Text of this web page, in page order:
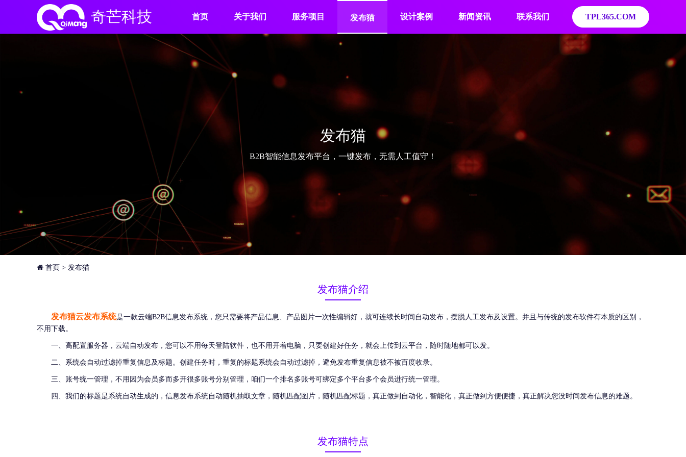
奇芒科技 首页 关于我们 服务项目 发布猫 设计案例 新闻资讯 联系我们 TPL365.COM
发布猫
B2B智能信息发布平台，一键发布，无需人工值守！
首页 > 发布猫
发布猫介绍
发布猫云发布系统是一款云端B2B信息发布系统，您只需要将产品信息、产品图片一次性编辑好，就可连续长时间自动发布，摆脱人工发布及设置。并且与传统的发布软件有本质的区别，
不用下载。
一、高配置服务器，云端自动发布，您可以不用每天登陆软件，也不用开着电脑，只要创建好任务，就会上传到云平台，随时随地都可以发。
二、系统会自动过滤掉重复信息及标题。创建任务时，重复的标题系统会自动过滤掉，避免发布重复信息被不被百度收录。
三、账号统一管理，不用因为会员多而多开很多账号分别管理，咱们一个排名多账号可绑定多个平台多个会员进行统一管理。
四、我们的标题是系统自动生成的，信息发布系统自动随机抽取文章，随机匹配图片，随机匹配标题，真正做到自动化，智能化，真正做到方便便捷，真正解决您没时间发布信息的难题。
发布猫特点